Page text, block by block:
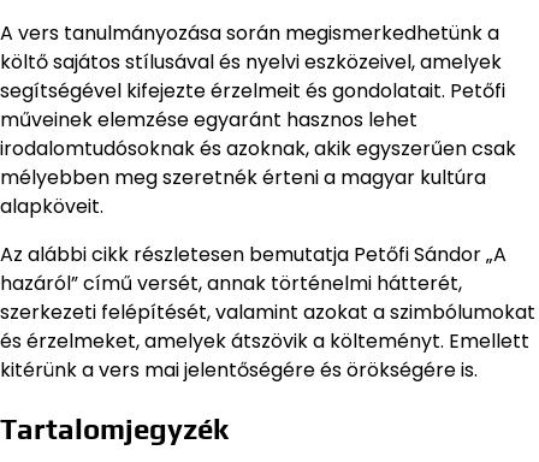
A vers tanulmányozása során megismerkedhetünk a
költő sajátos stílusával és nyelvi eszközeivel, amelyek
segítségével kifejezte érzelmeit és gondolatait. Petőfi
műveinek elemzése egyaránt hasznos lehet
irodalomtudósoknak és azoknak, akik egyszerűen csak
mélyebben meg szeretnék érteni a magyar kultúra
alapköveit.
Az alábbi cikk részletesen bemutatja Petőfi Sándor „A
hazáról” című versét, annak történelmi hátterét,
szerkezeti felépítését, valamint azokat a szimbólumokat
és érzelmeket, amelyek átszövik a költeményt. Emellett
kitérünk a vers mai jelentőségére és örökségére is.
Tartalomjegyzék